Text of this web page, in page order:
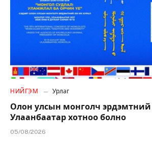
НИЙГЭМ Урлаг
Олон улсын монголч эрдэмтний
Улаанбаатар хотноо болно
05/08/2026